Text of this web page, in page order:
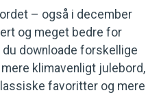
– også i december
og meget bedre for
du downloade forskellige
klimavenligt julebord,
favoritter og mere